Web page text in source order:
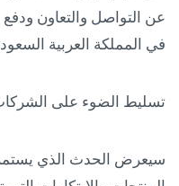
عن التواصل والتعاون
في المملكة العربية
تسليط الضوء على الشركات
سيعرض الحدث الذي يستمر